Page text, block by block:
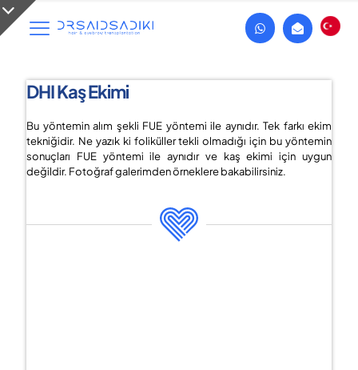
DHIKaş Ekimi
Bu yöntemin alım şekli FUE yöntemi ile aynıdır. Tek farkı ekim
tekniğidir. Ne yazık ki foliküller tekli olmadığı için bu yöntemin
sonuçları FUE yöntemi ile aynıdır ve kaş ekimi için uygun
değildir. Fotoğraf galerimden örneklere bakabilirsiniz.